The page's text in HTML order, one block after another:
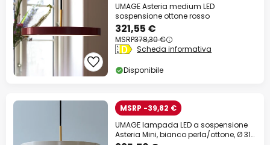
UMAGE Asteria medium LED
sospensione ottone rosso
321,55 €
MSRP378,30 €
Scheda informativa
Disponibile
MSRP -39,82 €
UMAGE lampada LED a sospensione
Asteria Mini, bianco perla/ottone, Ø 31